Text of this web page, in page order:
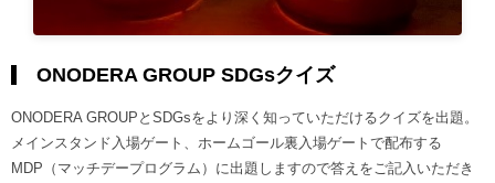
ONODERA GROUP SDGsクイズ
ONODERA GROUPとSDGsをより深く知っていただけるクイズを出題。
メインスタンド入場ゲート、ホームゴール裏入場ゲートで配布する
MDP（マッチデープログラム）に出題しますので答えをご記入いただき